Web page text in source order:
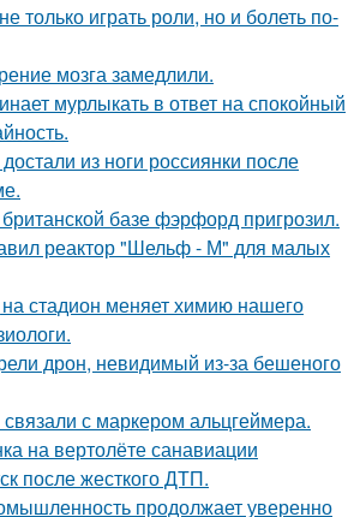
только играть роли, но и болеть по-
мозга замедлили.
мурлыкать в ответ на спокойный
из ноги россиянки после
базе фэрфорд пригрозил.
реактор "Шельф - М" для малых
стадион меняет химию нашего
дрон, невидимый из-за бешеного
с маркером альцгеймера.
на вертолёте санавиации
после жесткого ДТП.
продолжает уверенно